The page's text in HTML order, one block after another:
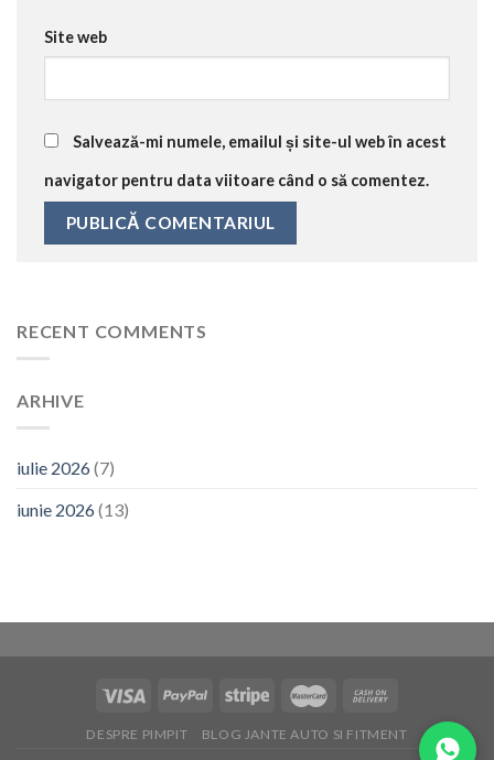
Site web
Salvează-mi numele, emailul și site-ul web în acest
navigator pentru data viitoare când o să comentez.
RECENT COMMENTS
ARHIVE
iulie 2026(7)
iunie 2026(13)
DESPRE PIMPIT BLOG JANTE AUTO SI FITMENT